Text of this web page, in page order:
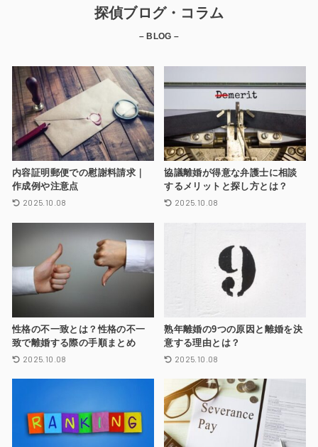
探偵ブログ・コラム
– BLOG –
内容証明郵便での慰謝料請求｜
作成例や注意点
2025.10.08
協議離婚が得意な弁護士に相談
するメリットと探し方とは？
2025.10.08
性格の不一致とは？性格の不一
致で離婚する際の手順まとめ
2025.10.08
熟年離婚の9つの原因と離婚を決
意する理由とは？
2025.10.08